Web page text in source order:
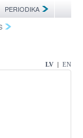
PERIODIKA
LV | EN